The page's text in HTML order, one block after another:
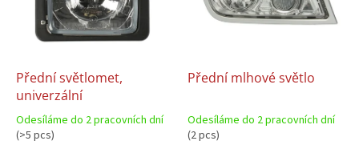
Přední světlomet,
univerzální
Odesíláme do 2 pracovních dní
(>5 pcs)
Přední mlhové světlo
Odesíláme do 2 pracovních dní
(2 pcs)